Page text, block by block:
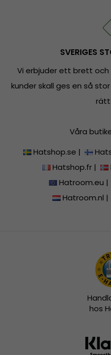
SVERIGES
Vi erbjuder ett brett
kunder skall ges en så
Våra
Hatshop.se |
Hatshop.fr|
Hatroom.eu
Hatroom.nl
hos